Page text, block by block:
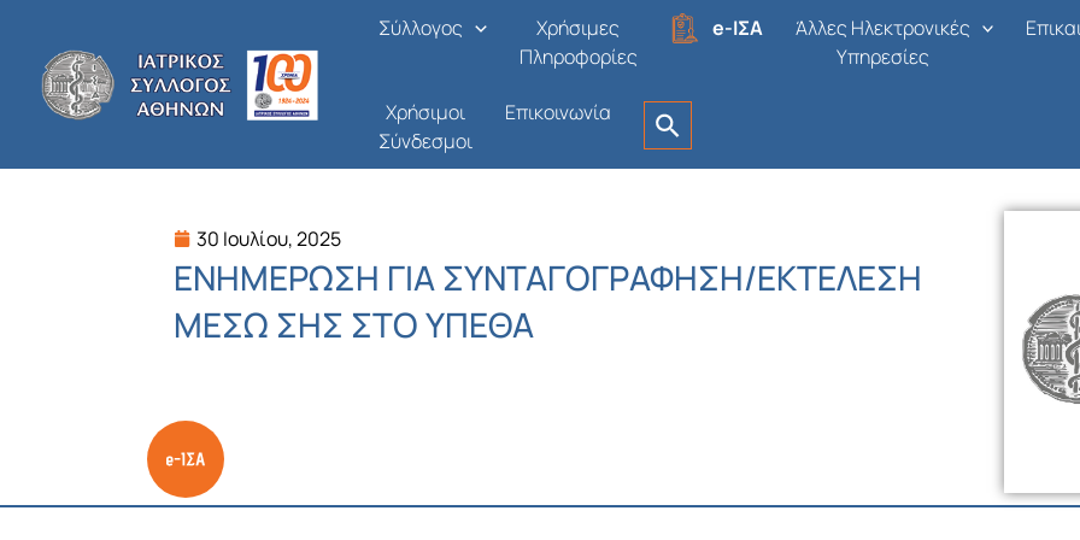
περιεχόμενο
Σύλλογος
Χρήσιμες
Πληροφορίες
e-ΙΣΑ
Άλλες Ηλεκτρονικές
Υπηρεσίες
Χρήσιμοι
Σύνδεσμοι
Επικοινωνία
30 Ιουλίου, 2025
ΕΝΗΜΕΡΩΣΗ ΓΙΑ ΣΥΝΤΑΓΟΓΡΑΦΗΣΗ/ΕΚΤΕΛΕΣΗ
ΜΕΣΩ ΣΗΣ ΣΤΟ ΥΠΕΘΑ